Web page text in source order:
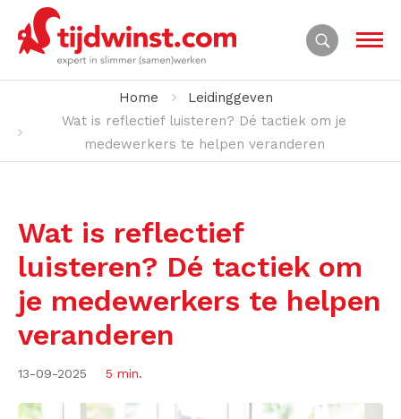
Home
Leidinggeven
Wat is reflectief luisteren? Dé tactiek om je
medewerkers te helpen veranderen
Wat is reflectief
luisteren? Dé tactiek om
je medewerkers te helpen
veranderen
13-09-2025 5 min.